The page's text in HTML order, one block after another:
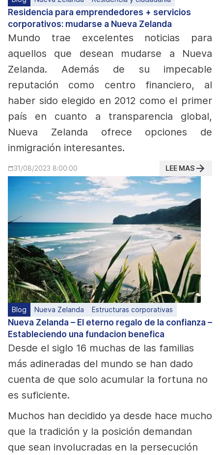
Residencia para emprendedores + servicios
corporativos: mudarse a Nueva Zelanda
Mundo trae excelentes noticias para
aquellos que desean mudarse a Nueva
Zelanda. Además de su impecable
reputación como centro financiero, al
haber sido elegido en 2012 como el primer
país en cuanto a transparencia global,
Nueva Zelanda ofrece opciones de
inmigración interesantes.
31/08/2023 8:00:00 LEE MAS
Blog Nueva Zelanda Estructuras corporativas
Nueva Zelanda – El eterno regalo de la confianza –
Estableciendo una fundacion benefica
Desde el siglo 16 muchas de las familias
más adineradas del mundo se han dado
cuenta de que solo acumular la fortuna no
es suficiente.
Muchos han decidido ya desde hace mucho
que la tradición y la posición demandan
que sean involucradas en la persecución